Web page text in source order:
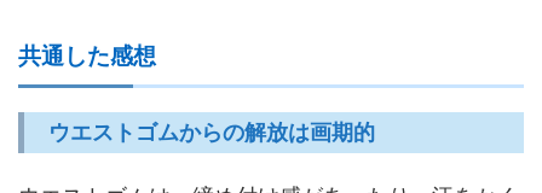
共通した感想
ウエストゴムからの解放は画期的